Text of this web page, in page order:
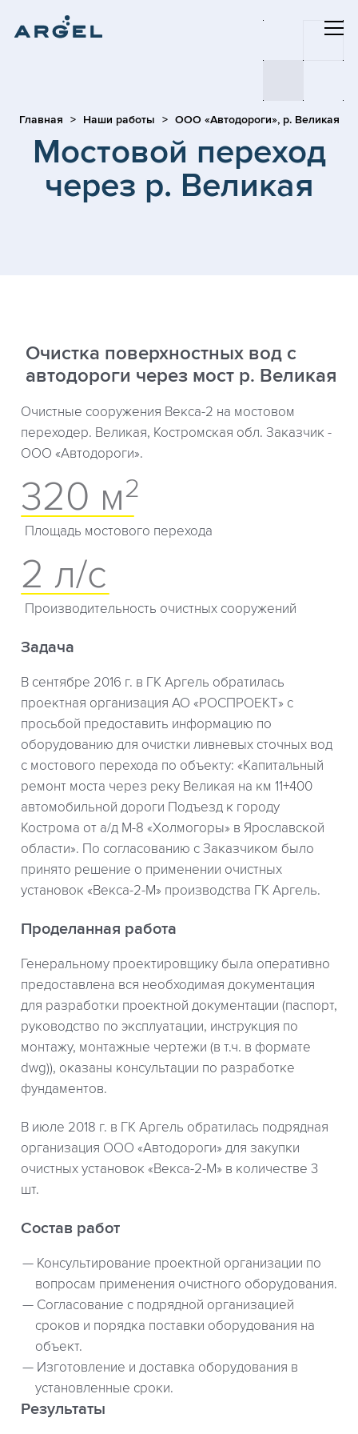
Главная Наши работы ООО «Автодороги», р. Великая
Мостовой переход
через р. Великая
Очистка поверхностных вод с
автодороги через мост р. Великая
Очистные сооружения Векса-2 на мостовом
переходер. Великая, Костромская обл. Заказчик -
ООО «Автодороги».
320 м2
Площадь мостового перехода
2 л/с
Производительность очистных сооружений
Задача
В сентябре 2016 г. в ГК Аргель обратилась
проектная организация АО «РОСПРОЕКТ» с
просьбой предоставить информацию по
оборудованию для очистки ливневых сточных вод
с мостового перехода по объекту: «Капитальный
ремонт моста через реку Великая на км 11+400
автомобильной дороги Подъезд к городу
Кострома от а/д М-8 «Холмогоры» в Ярославской
области». По согласованию с Заказчиком было
принято решение о применении очистных
установок «Векса-2-М» производства ГК Аргель.
Проделанная работа
Генеральному проектировщику была оперативно
предоставлена вся необходимая документация
для разработки проектной документации (паспорт,
руководство по эксплуатации, инструкция по
монтажу, монтажные чертежи (в т.ч. в формате
dwg)), оказаны консультации по разработке
фундаментов.
В июле 2018 г. в ГК Аргель обратилась подрядная
организация ООО «Автодороги» для закупки
очистных установок «Векса-2-М» в количестве 3
шт.
Состав работ
Консультирование проектной организации по
вопросам применения очистного оборудования.
Согласование с подрядной организацией
сроков и порядка поставки оборудования на
объект.
Изготовление и доставка оборудования в
установленные сроки.
Результаты